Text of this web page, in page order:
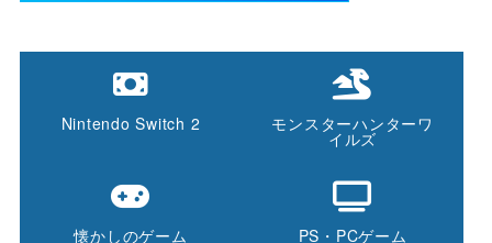
Nintendo Switch 2 モンスターハンターワ
イルズ
懐かしのゲーム PS・PCゲーム